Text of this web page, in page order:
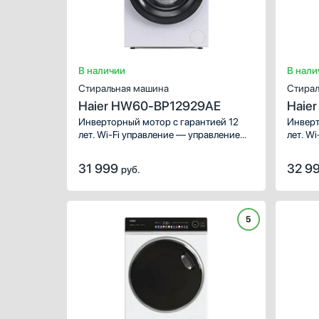
В наличии
Стиральная машина
Haier HW60-BP12929AE
Инверторный мотор с гарантией 12
лет. Wi-Fi управление — управление
автовзвешивания. i-Refresh — быстрое
Dual Spray — чистота стекла двери
31 999 руб.
В
лет. Wi-Fi управление — управление
Dual
32
5